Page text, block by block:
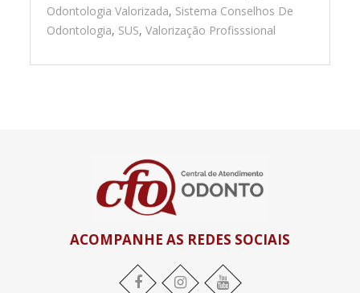
Odontologia Valorizada, Sistema Conselhos De
Odontologia, SUS,Valorização Profisssional
ACOMPANHE AS REDES SOCIAIS